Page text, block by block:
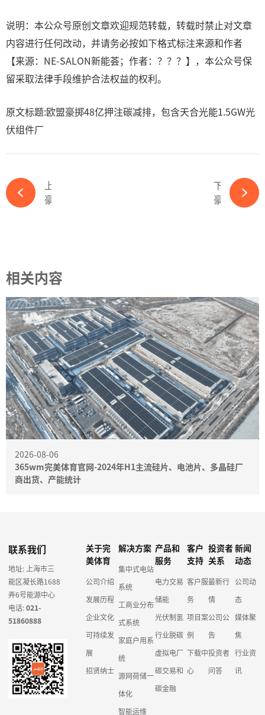
说明：本公众号原创文章欢迎规范转载，转载时禁止对文章
内容进行任何改动，并请务必按如下格式标注来源和作者
【来源：NE-SALON新能荟；作者：？？？】，本公众号保
留采取法律手段维护合法权益的权利。
原文标题:欧盟豪掷48亿押注碳减排，包含天合光能1.5GW光
伏组件厂
下一篇
豪赌还是创新？HJT光伏电池大规模量产的路还要走多久？-365wm完美体育官网
相关内容
2026-08-06
365wm完美体育官网-2024年H1主流硅片、电池片、多晶硅厂
商出货、产能统计
联系我们
地址: 上海市三
能区凝长路1688
弄6号能源中心
电话:021-
51860888
关于完
美体育
公司介绍
发展历程
企业文化
可持续发
展
招贤纳士
解决方案
集中式电站
系统
工商业分布
式系统
家庭户用系
统
源网荷储一
体化
智能运维
产品和
服务
电力交易
储能
光伏制氢
行业脱碳
虚拟电厂
碳交易和
碳金融
客户
支持
客户服
务
项目案
例
下载中
心
投资者
关系
最新行
情
公司公
告
投资者
问答
新闻
动态
公司动
态
媒体聚
焦
行业资
讯